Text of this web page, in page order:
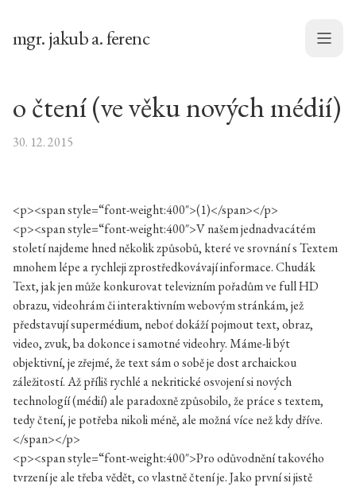
mgr. jakub a. ferenc Menu
o čtení (ve věku nových médií)
30. 12. 2015
<p><span style=“font-weight:400″>(1)</span></p>
<p><span style=“font-weight:400″>V našem jednadvacátém
století najdeme hned několik způsobů, které ve srovnání s Textem
mnohem lépe a rychleji zprostředkovávají informace. Chudák
Text, jak jen může konkurovat televizním pořadům ve full HD
obrazu, videohrám či interaktivním webovým stránkám, jež
představují supermédium, neboť dokáží pojmout text, obraz,
video, zvuk, ba dokonce i samotné videohry. Máme-li být
objektivní, je zřejmé, že text sám o sobě je dost archaickou
záležitostí. Až příliš rychlé a nekritické osvojení si nových
technologíí (médií) ale paradoxně způsobilo, že práce s textem,
tedy čtení, je potřeba nikoli méně, ale možná více než kdy dříve.
</span></p>
<p><span style=“font-weight:400″>Pro odůvodnění takového
tvrzení je ale třeba vědět, co vlastně čtení je. Jako první si jistě